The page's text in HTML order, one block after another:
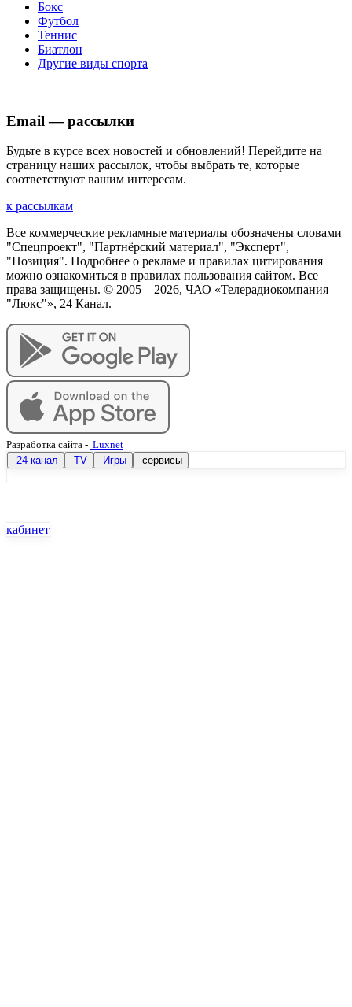
Бокс
Футбол
Теннис
Биатлон
Другие виды спорта
Email — рассылки
Будьте в курсе всех новостей и обновлений! Перейдите на
страницу наших рассылок, чтобы выбрать те, которые
соответствуют вашим интересам.
к рассылкам
Все коммерческие рекламные материалы обозначены словами
"Спецпроект", "Партнёрский материал", "Эксперт",
"Позиция". Подробнее о рекламе и правилах цитирования
можно ознакомиться в правилах пользования сайтом. Все
права защищены. © 2005—2026, ЧАО «Телерадиокомпания
"Люкс"», 24 Канал.
Разработка сайта - Luxnet
24 канал
TV Игры сервисы
кабинет